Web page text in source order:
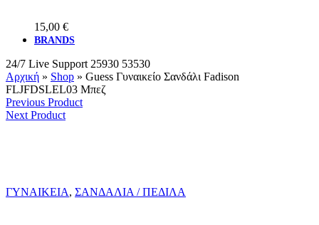
15,00 €
BRANDS
24/7 Live Support 25930 53530
Αρχική » Shop » Guess Γυναικείο Σανδάλι Fadison
FLJFDSLEL03 Μπεζ
Previous Product
Next Product
ΓΥΝΑΙΚΕΙΑ, ΣΑΝΔΑΛΙΑ / ΠΕΔΙΛΑ